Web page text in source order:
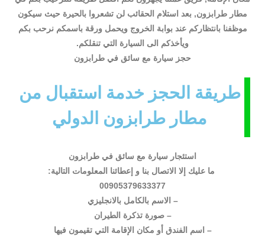
مطار طرابزون, بعد استلام الحقائب لن تشعروا بالحيرة حيث سيكون
موظفنا بانتظاركم عند بوابة الخروج ويحمل ورقة باسمكم نرحب بكم
ويأخذكم الى السيارة التي تنقلكم.
حجز سيارة مع سائق في طرابزون
طريقة الحجز خدمة استقبال من
مطار طرابزون الدولي
استئجار سيارة مع سائق في طرابزون
ما عليك إلا الاتصال بنا و إعطائنا المعلومات التالية:
00905379633377
– الاسم بالكامل بالانجليزي
– صورة تذكرة الطيران
– اسم الفندق أو مكان الإقامة التي تقيمون فيها